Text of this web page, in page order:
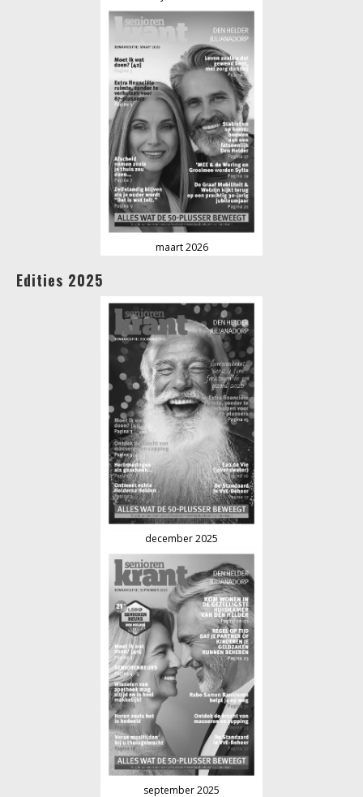
maart 2026
Edities 2025
december 2025
september 2025